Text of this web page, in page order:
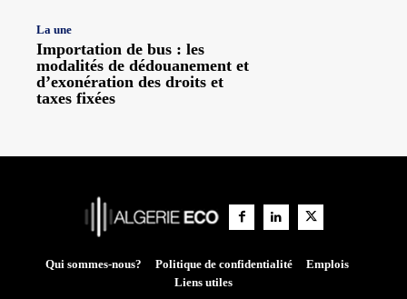
La une
Importation de bus : les
modalités de dédouanement et
d’exonération des droits et
taxes fixées
Qui sommes-nous? Politique de confidentialité
Emplois
Liens utiles